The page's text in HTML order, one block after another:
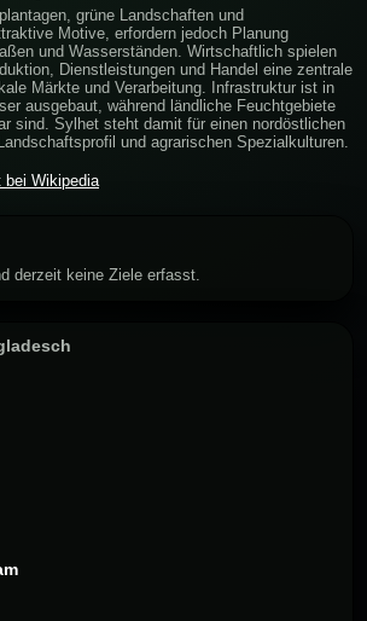
grüne Landschaften und
Motive, erfordern jedoch Planung
und Wasserständen. Wirtschaftlich spielen
Dienstleistungen und Handel eine zentrale
Märkte und Verarbeitung. Infrastruktur ist in
ausgebaut, während ländliche Feuchtgebiete
sind. Sylhet steht damit für einen nordöstlichen
und agrarischen Spezialkulturen.
bei Wikipedia
derzeit keine Ziele erfasst.